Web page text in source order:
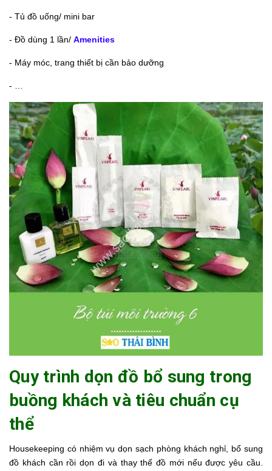
- Tủ đồ uống/ mini bar
- Đồ dùng 1 lần/ Amenities
- Máy móc, trang thiết bị cần bảo dưỡng
- …
Quy trình dọn đồ bổ sung trong
buồng khách và tiêu chuẩn cụ
thể
Housekeeping có nhiệm vụ dọn sạch phòng khách nghỉ, bổ sung
đồ khách cần rồi dọn đi và thay thế đồ mới nếu được yêu cầu.